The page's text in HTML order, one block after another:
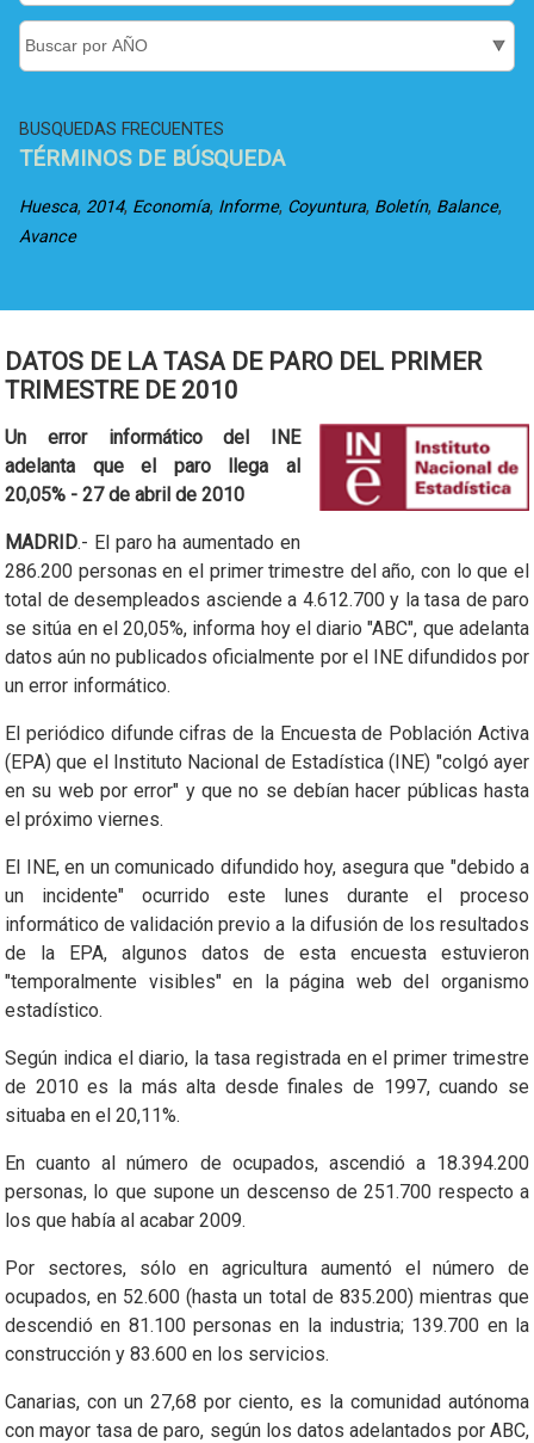
BUSQUEDAS FRECUENTES
TÉRMINOS DE BÚSQUEDA
Huesca, 2014, Economía, Informe, Coyuntura, Boletín, Balance,
Avance
DATOS DE LA TASA DE PARO DEL PRIMER
TRIMESTRE DE 2010
Un error informático del INE
adelanta que el paro llega al
20,05% - 27 de abril de 2010
MADRID.- El paro ha aumentado en
286.200 personas en el primer trimestre del año, con lo que el
total de desempleados asciende a 4.612.700 y la tasa de paro
se sitúa en el 20,05%, informa hoy el diario "ABC", que adelanta
datos aún no publicados oficialmente por el INE difundidos por
un error informático.
El periódico difunde cifras de la Encuesta de Población Activa
(EPA) que el Instituto Nacional de Estadística (INE) "colgó ayer
en su web por error" y que no se debían hacer públicas hasta
el próximo viernes.
El INE, en un comunicado difundido hoy, asegura que "debido a
un incidente" ocurrido este lunes durante el proceso
informático de validación previo a la difusión de los resultados
de la EPA, algunos datos de esta encuesta estuvieron
"temporalmente visibles" en la página web del organismo
estadístico.
Según indica el diario, la tasa registrada en el primer trimestre
de 2010 es la más alta desde finales de 1997, cuando se
situaba en el 20,11%.
En cuanto al número de ocupados, ascendió a 18.394.200
personas, lo que supone un descenso de 251.700 respecto a
los que había al acabar 2009.
Por sectores, sólo en agricultura aumentó el número de
ocupados, en 52.600 (hasta un total de 835.200) mientras que
descendió en 81.100 personas en la industria; 139.700 en la
construcción y 83.600 en los servicios.
Canarias, con un 27,68 por ciento, es la comunidad autónoma
con mayor tasa de paro, según los datos adelantados por ABC,